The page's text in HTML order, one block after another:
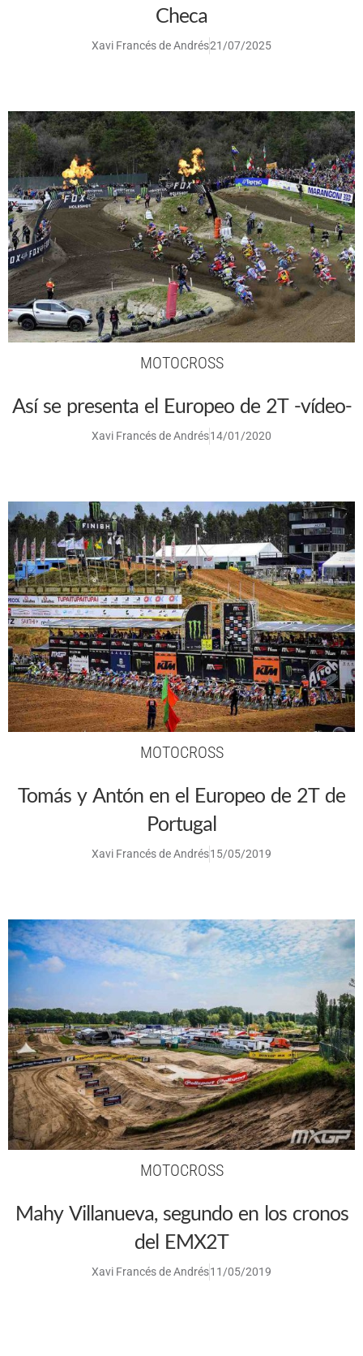
Checa
Xavi Francés de Andrés21/07/2025
MOTOCROSS
Así se presenta el Europeo de 2T -vídeo-
Xavi Francés de Andrés14/01/2020
MOTOCROSS
Tomás y Antón en el Europeo de 2T de
Portugal
Xavi Francés de Andrés15/05/2019
MOTOCROSS
Mahy Villanueva, segundo en los cronos
del EMX2T
Xavi Francés de Andrés11/05/2019